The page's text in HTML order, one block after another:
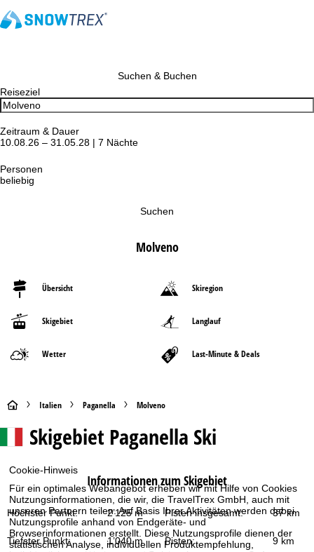
Cookie-Hinweis
Für ein optimales Webangebot erheben wir mit Hilfe von Cookies
Nutzungsinformationen, die wir, die TravelTrex GmbH, auch mit
unseren Partnern teilen. Auf Basis Ihrer Aktivitäten werden dabei
Nutzungsprofile anhand von Endgeräte- und
Browserinformationen erstellt. Diese Nutzungsprofile dienen der
statistischen Analyse, individuellen Produktempfehlung,
Suchen & Buchen
Reiseziel
Zeitraum & Dauer
10.08.26 – 31.05.28 | 7 Nächte
Personen
beliebig
Suchen
Molveno
Übersicht Skiregion
Skigebiet Langlauf
Wetter Last-Minute & Deals
S
r
t
s
Italien Paganella Molveno
SkigebietPaganella Ski
Informationen zum Skigebiet
Höchster Punkt: 2’125 m Pisten insgesamt: 37 km
Tiefster Punkt: 1’040 m Pisten: 9 km